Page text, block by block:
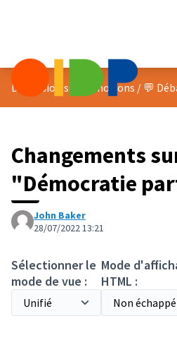
Discussion sur les notions / 💬
Changements
"Démocratie
John Baker
28/07/2022 13:21
Sélectionner le
mode de vue :
Mode
HTML :